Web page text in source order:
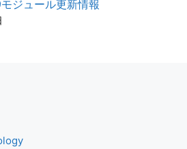
ジュール更新情報